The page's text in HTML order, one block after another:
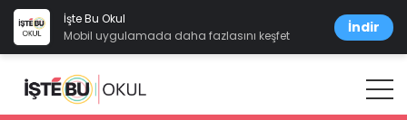
İşte Bu Okul
Mobil uygulamada daha fazlasını keşfet
İndir